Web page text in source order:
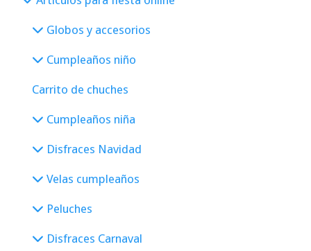
Globos y accesorios
Cumpleaños niño
Carrito de chuches
Cumpleaños niña
Disfraces Navidad
Velas cumpleaños
Peluches
Disfraces Carnaval